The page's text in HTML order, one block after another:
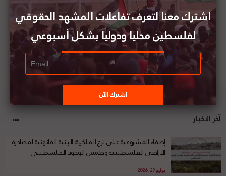
آخر الأخبار
إضفاء المشروعية على نزع الملكية: البنية القانونية لمصادرة
الأراضي الفلسطينية وطمس الوجود الفلسطيني
يوليو 29, 2026
اشترك معنا لتعرف تفاعلات المشهد الحقوقي
لفلسطين محليا ودوليا بشكل أسبوعي